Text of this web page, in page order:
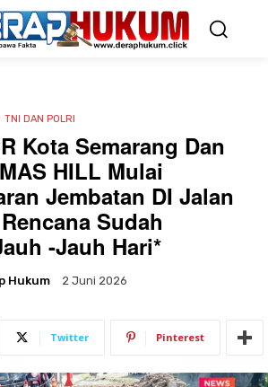
TNI DAN POLRI
Kota Semarang Dan
HILL Mulai
Jembatan DI Jalan
Sudah
-Jauh Hari*
Hukum 2 Juni 2026
Twitter Pinterest